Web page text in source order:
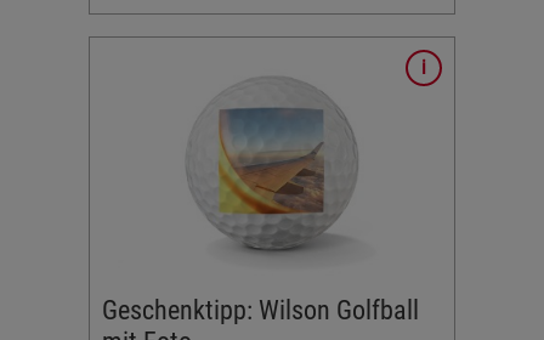
Geschenktipp: Wilson Golfball